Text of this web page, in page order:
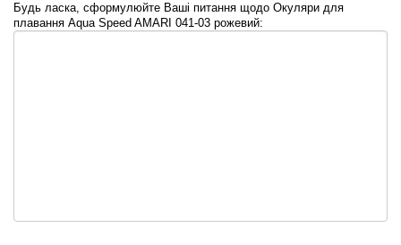
Будь ласка, сформулюйте Ваші питання щодо Окуляри для
плавання Aqua Speed AMARI 041-03 рожевий: